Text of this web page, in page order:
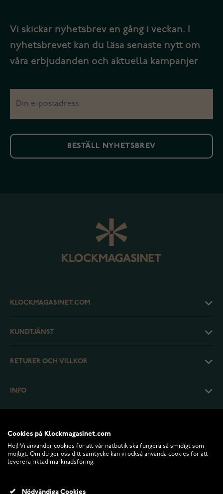
Vi skickar nyhetsbrev en gång i veckan. I
nyhetsbrevet kan du läsa senaste nytt om
våra erbjudanden och aktuella kampanjer
BESTÄLL NYHETSBREV
KLOCKMAGASINET.COM
KUNDTJÄNST
RETURER OCH VILLKOR
INFO
Cookies på Klockmagasinet.com
Hej! Vi använder cookies för att vår nätbutik ska fungera så smidigt som
möjligt. Om du ger oss ditt samtycke kan vi också använda cookies för att
leverera riktad marknadsföring.
Nödvändiga Cookies